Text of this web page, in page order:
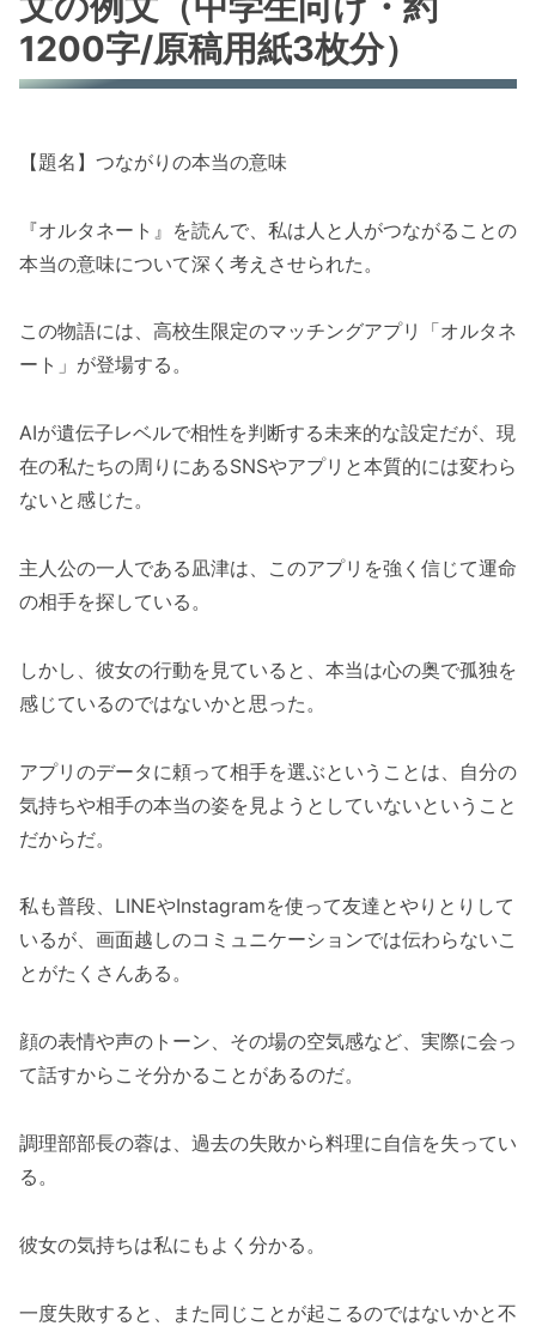
1200字/原稿用紙3枚分）
【題名】つながりの本当の意味
『オルタネート』を読んで、私は人と人がつながることの
本当の意味について深く考えさせられた。
この物語には、高校生限定のマッチングアプリ「オルタネ
ート」が登場する。
AIが遺伝子レベルで相性を判断する未来的な設定だが、現
在の私たちの周りにあるSNSやアプリと本質的には変わら
ないと感じた。
主人公の一人である凪津は、このアプリを強く信じて運命
の相手を探している。
しかし、彼女の行動を見ていると、本当は心の奥で孤独を
感じているのではないかと思った。
アプリのデータに頼って相手を選ぶということは、自分の
気持ちや相手の本当の姿を見ようとしていないということ
だからだ。
私も普段、LINEやInstagramを使って友達とやりとりして
いるが、画面越しのコミュニケーションでは伝わらないこ
とがたくさんある。
顔の表情や声のトーン、その場の空気感など、実際に会っ
て話すからこそ分かることがあるのだ。
調理部部長の蓉は、過去の失敗から料理に自信を失ってい
る。
彼女の気持ちは私にもよく分かる。
一度失敗すると、また同じことが起こるのではないかと不